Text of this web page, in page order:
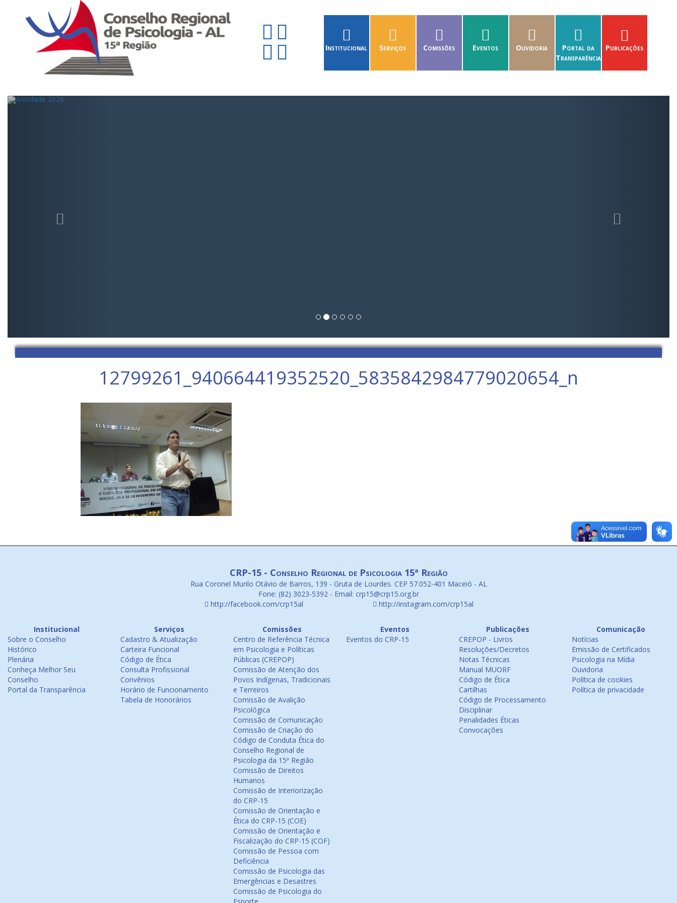
Institucional Serviços Comissões Eventos Ouvidoria
Portal da
Transparência
Publicações
12799261_940664419352520_5835842984779020654_n
CRP-15 - Conselho Regional de Psicologia 15ª Região
Rua Coronel Murilo Otávio de Barros, 139 - Gruta de Lourdes. CEP 57.052-401 Maceió - AL
Fone: (82) 3023-5392 - Email: crp15@crp15.org.br
http://facebook.com/crp15al
http://instagram.com/crp15al
Institucional
Sobre o Conselho
Histórico
Plenária
Conheça Melhor Seu
Conselho
Portal da Transparência
Serviços
Cadastro & Atualização
Carteira Funcional
Código de Ética
Consulta Profissional
Convênios
Horário de Funcionamento
Tabela de Honorários
Comissões
Centro de Referência Técnica
em Psicologia e Políticas
Públicas (CREPOP)
Comissão de Atenção dos
Povos Indígenas, Tradicionais
e Terreiros
Comissão de Avalição
Psicológica
Comissão de Comunicação
Comissão de Criação do
Código de Conduta Ética do
Conselho Regional de
Psicologia da 15ª Região
Comissão de Direitos
Humanos
Comissão de Interiorização
do CRP-15
Comissão de Orientação e
Ética do CRP-15 (COE)
Comissão de Orientação e
Fiscalização do CRP-15 (COF)
Comissão de Pessoa com
Deficiência
Comissão de Psicologia das
Emergências e Desastres
Comissão de Psicologia do
Eventos
Eventos do CRP-15
Publicações
CREPOP - Livros
Resoluções/Decretos
Notas Técnicas
Manual MUORF
Código de Ética
Cartilhas
Código de Processamento
Disciplinar
Penalidades Éticas
Convocações
Comunicação
Notícias
Emissão de Certificados
Psicologia na Mídia
Ouvidoria
Política de cookies
Política de privacidade